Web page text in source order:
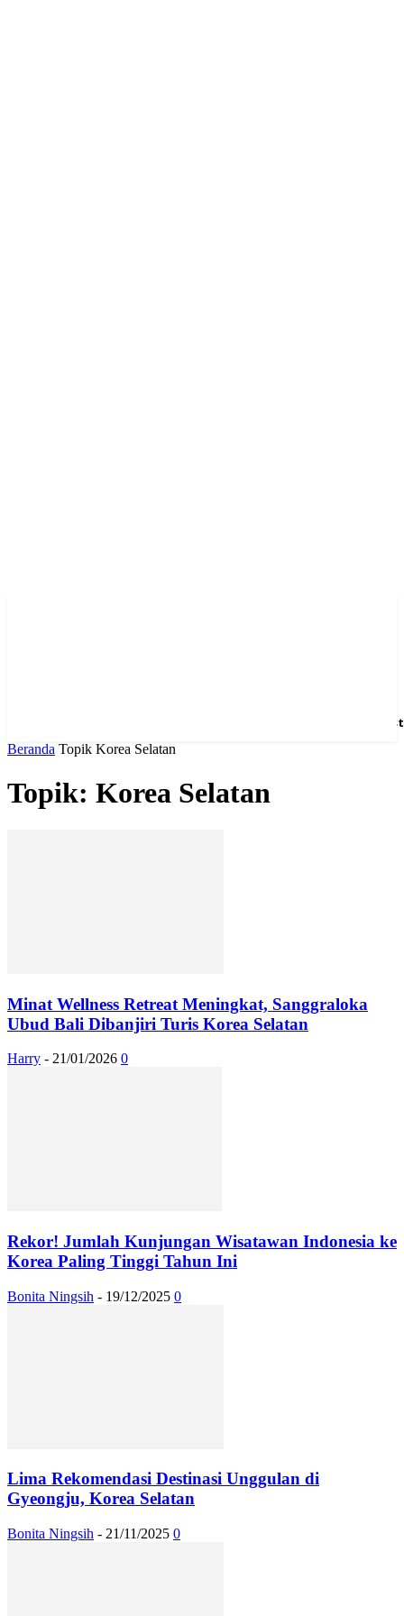
Beranda Topik Korea Selatan
Topik: Korea Selatan
Minat Wellness Retreat Meningkat, Sanggraloka
Ubud Bali Dibanjiri Turis Korea Selatan
Harry - 21/01/2026 0
Rekor! Jumlah Kunjungan Wisatawan Indonesia ke
Korea Paling Tinggi Tahun Ini
Bonita Ningsih - 19/12/2025 0
Lima Rekomendasi Destinasi Unggulan di
Gyeongju, Korea Selatan
Bonita Ningsih - 21/11/2025 0